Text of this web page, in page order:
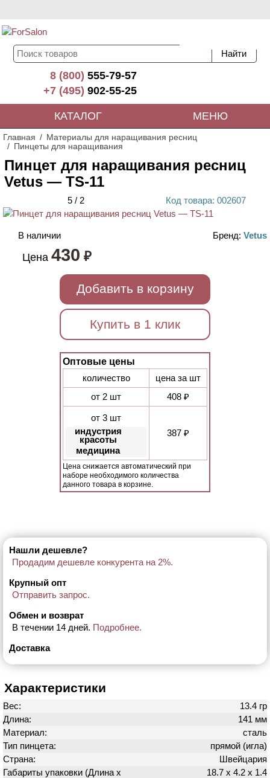
8 (800)555-79-57
+7 (495)902-55-25
КАТАЛОГ МЕНЮ
Главная
Материалы для наращивания ресниц
Пинцеты для наращивания
Пинцет для наращивания ресниц
Vetus — TS-11
5 / 2 Код товара: 002607
ХИТ
В наличии Бренд: Vetus
Цена 430 ₽
Добавить в корзину
Купить в 1 клик
Оптовые цены
количество
цена за шт
от 2 шт
408 ₽
от 3 шт
индустрия
красоты
медицина
387 ₽
Цена снижается автоматический при
наборе необходимого количества
данного товара в корзине.
Нашли дешевле?
Продадим дешевле конкурента на 2%.
Крупный опт
Отправить запрос.
Обмен и возврат
В течении 14 дней. Подробнее.
Доставка
Характеристики
Вес:
13.4 гр
Длина:
141 мм
Материал:
сталь
Тип пинцета:
прямой (игла)
Страна:
Швейцария
Габариты упаковки (Длина х
18.7 х 4.2 х 1.4